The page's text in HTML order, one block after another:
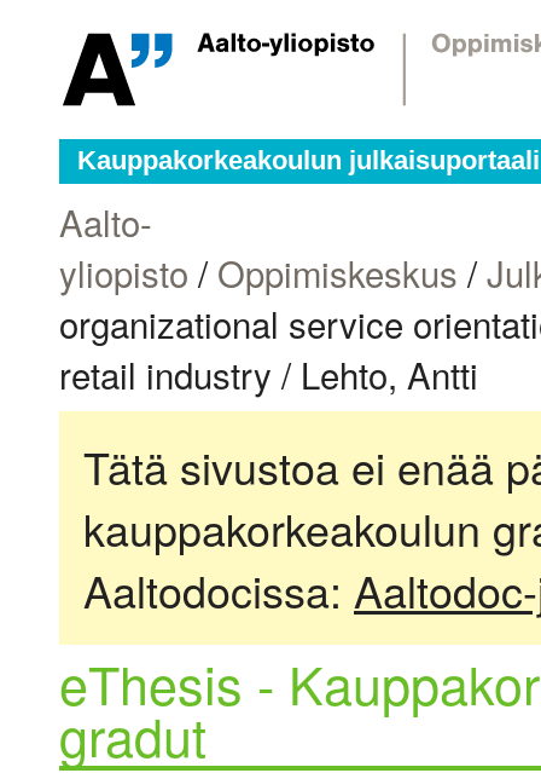
Kauppakorkeakoulun julkaisuportaali
Aalto-
yliopisto /Oppimiskeskus /
organizational service
retail industry / Lehto, Antti
Tätä sivustoa ei enää
kauppakorkeakoulun
Aaltodocissa:
eThesis -
gradut